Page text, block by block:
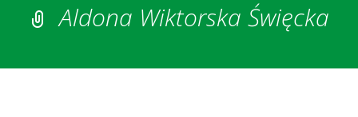
Aldona Wiktorska Święcka